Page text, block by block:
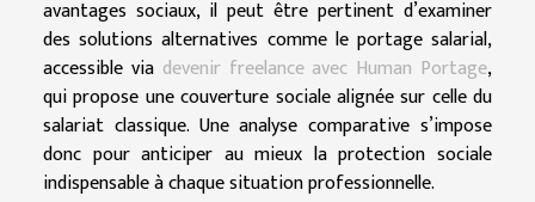
avantages sociaux, il peut être pertinent d’examiner
des solutions alternatives comme le portage salarial,
accessible via devenir freelance avec Human Portage,
qui propose une couverture sociale alignée sur celle du
salariat classique. Une analyse comparative s’impose
donc pour anticiper au mieux la protection sociale
indispensable à chaque situation professionnelle.